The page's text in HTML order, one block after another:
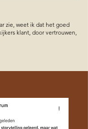
zie, weet ik dat het goed
klant, door vertrouwen,